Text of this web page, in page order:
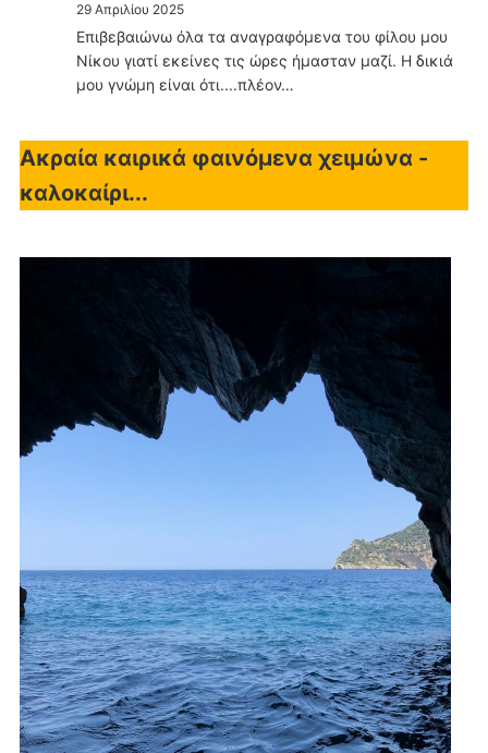
29 Απριλίου 2025
Επιβεβαιώνω όλα τα αναγραφόμενα του φίλου μου
Νίκου γιατί εκείνες τις ώρες ήμασταν μαζί. Η δικιά
μου γνώμη είναι ότι....πλέον…
Ακραία καιρικά φαινόμενα χειμώνα -
καλοκαίρι...